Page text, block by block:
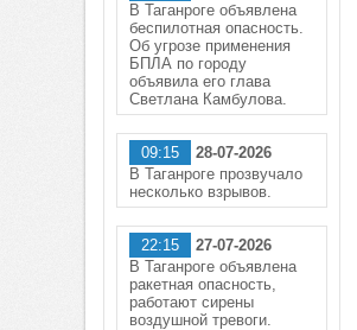
В Таганроге объявлена
беспилотная опасность.
Об угрозе применения
БПЛА по городу
объявила его глава
Светлана Камбулова.
09:15
28-07-2026
В Таганроге прозвучало
несколько взрывов.
22:15
27-07-2026
В Таганроге объявлена
ракетная опасность,
работают сирены
воздушной тревоги.